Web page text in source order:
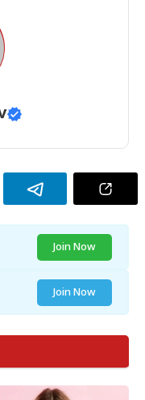
Join Now
Join Now